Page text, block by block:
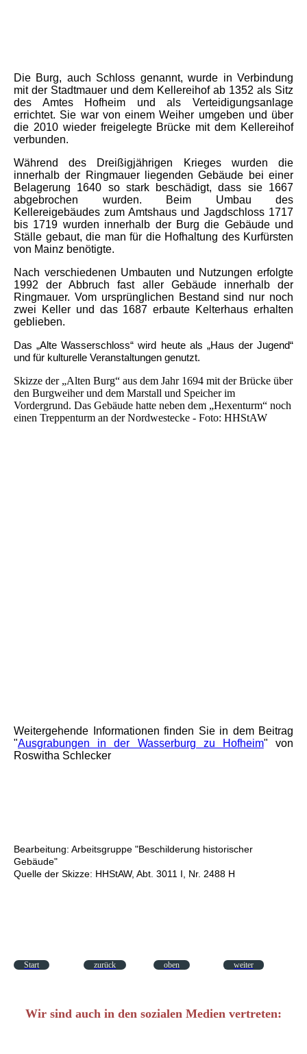
Die Burg, auch Schloss genannt, wurde in Verbindung
mit der Stadtmauer und dem Kellereihof ab 1352 als Sitz
des Amtes Hofheim und als Verteidigungsanlage
errichtet. Sie war von einem Weiher umgeben und über
die 2010 wieder freigelegte Brücke mit dem Kellereihof
verbunden.
Während des Dreißigjährigen Krieges wurden die
innerhalb der Ringmauer liegenden Gebäude bei einer
Belagerung 1640 so stark beschädigt, dass sie 1667
abgebrochen wurden. Beim Umbau des
Kellereigebäudes zum Amtshaus und Jagdschloss 1717
bis 1719 wurden innerhalb der Burg die Gebäude und
Ställe gebaut, die man für die Hofhaltung des Kurfürsten
von Mainz benötigte.
Nach verschiedenen Umbauten und Nutzungen erfolgte
1992 der Abbruch fast aller Gebäude innerhalb der
Ringmauer. Vom ursprünglichen Bestand sind nur noch
zwei Keller und das 1687 erbaute Kelterhaus erhalten
geblieben.
Das „Alte Wasserschloss“ wird heute als „Haus der Jugend“
und für kulturelle Veranstaltungen genutzt.
Skizze der „Alten Burg“ aus dem Jahr 1694 mit der Brücke über
den Burgweiher und dem Marstall und Speicher im
Vordergrund. Das Gebäude hatte neben dem „Hexenturm“ noch
einen Treppenturm an der Nordwestecke - Foto: HHStAW
Weitergehende Informationen finden Sie in dem Beitrag
"Ausgrabungen in der Wasserburg zu Hofheim" von
Roswitha Schlecker
Bearbeitung: Arbeitsgruppe "Beschilderung historischer
Gebäude"
Quelle der Skizze: HHStAW, Abt. 3011 I, Nr. 2488 H
Start zurück oben weiter
Wir sind auch in den sozialen Medien vertreten: